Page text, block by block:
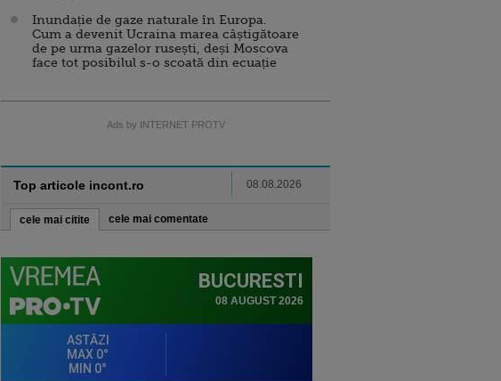
Inundație de gaze naturale în Europa.
Cum a devenit Ucraina marea câștigătoare
de pe urma gazelor rusești, deși Moscova
face tot posibilul s-o scoată din ecuație
Ads by INTERNET PROTV
Top articole incont.ro 08.08.2026
cele mai citite cele mai comentate